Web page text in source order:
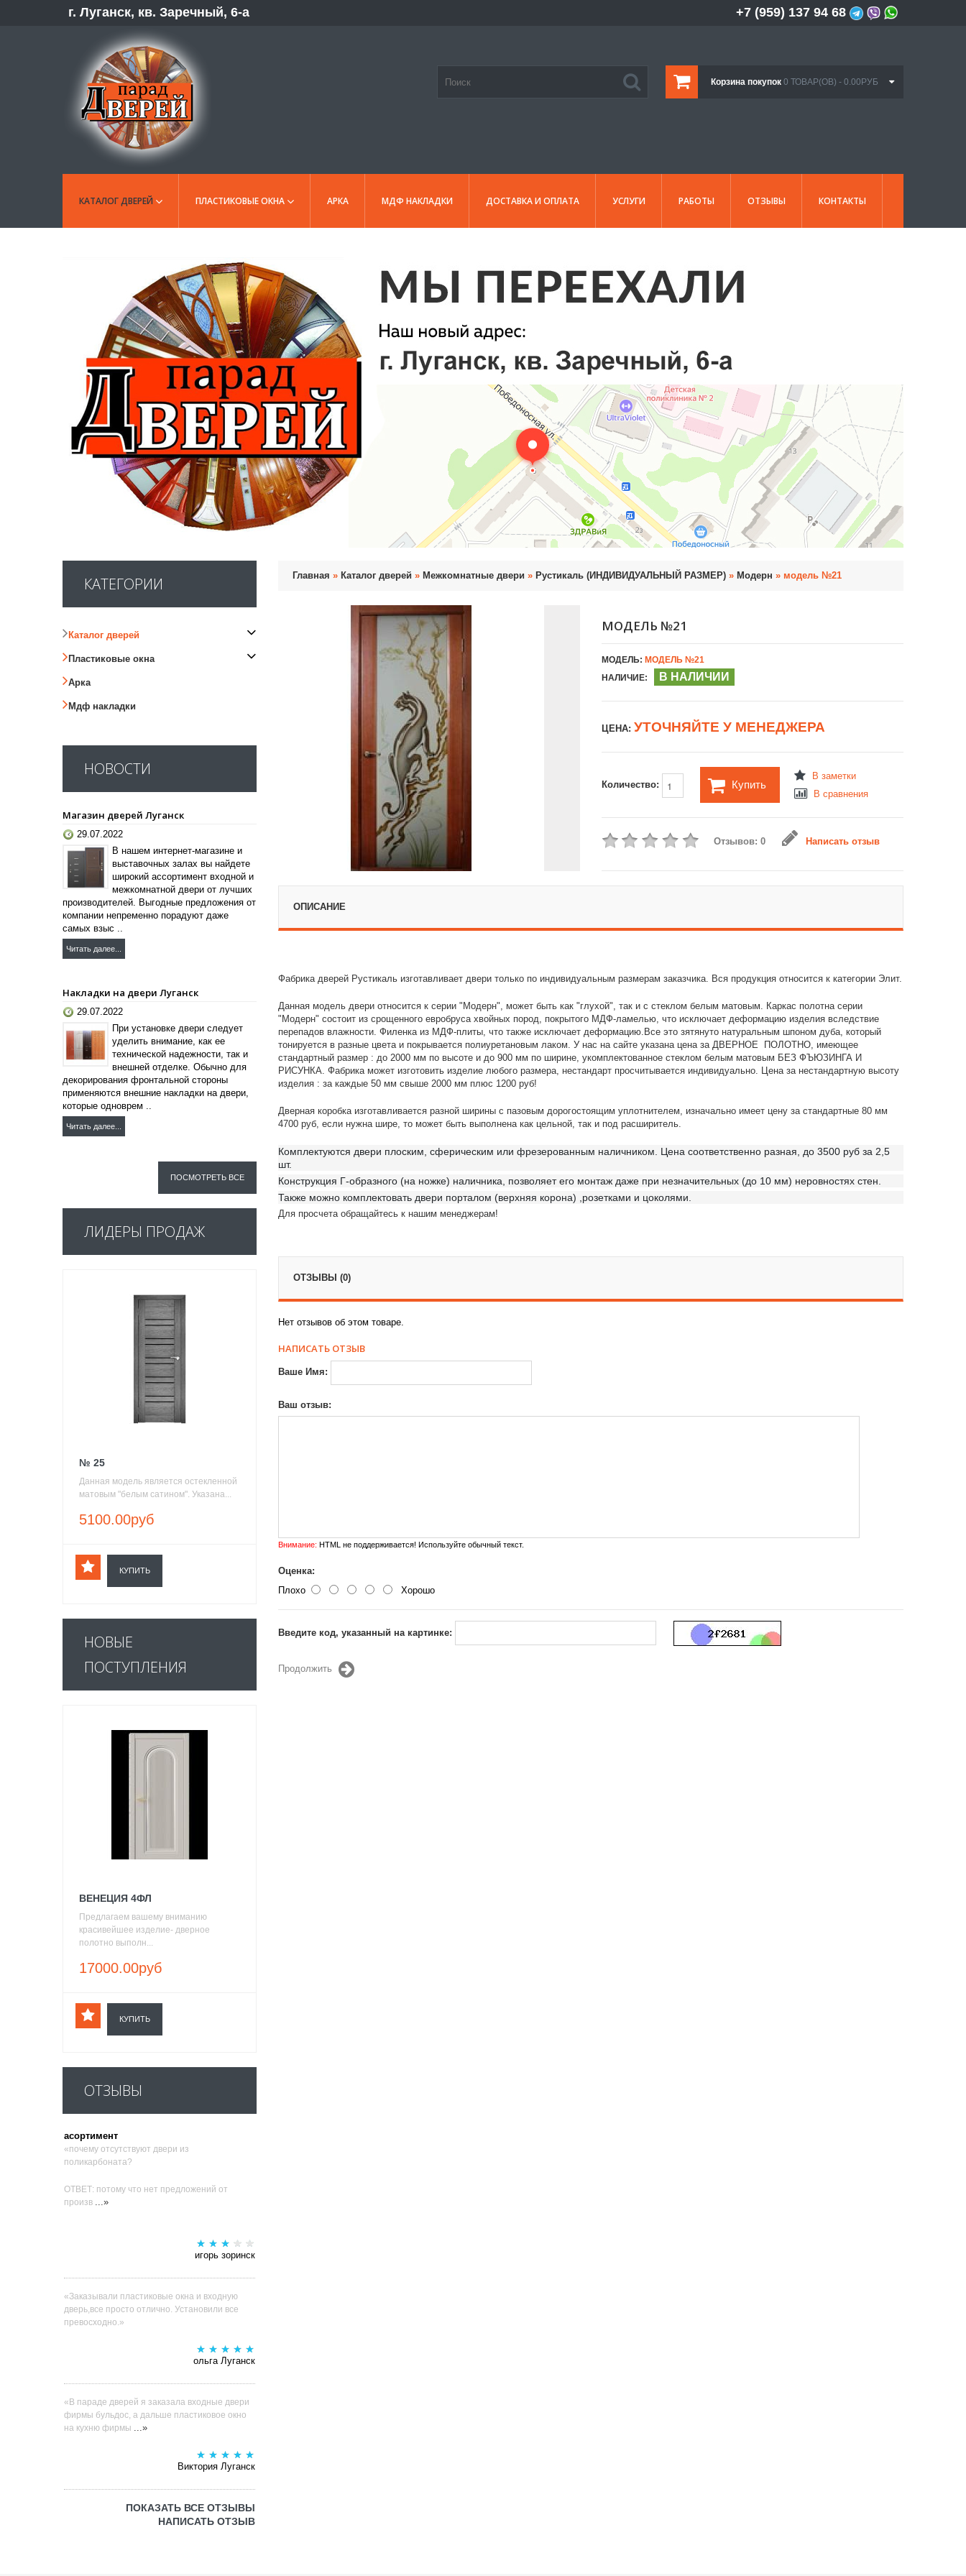
г. Луганск, кв. Заречный, 6-а +7 (959) 137 94 68
Корзина покупок 0 ТОВАР(ОВ) - 0.00РУБ
КАТАЛОГ ДВЕРЕЙ ПЛАСТИКОВЫЕ ОКНА АРКА МДФ НАКЛАДКИ ДОСТАВКА И ОПЛАТА УСЛУГИ РАБОТЫ ОТЗЫВЫ КОНТАКТЫ
КАТЕГОРИИ
Каталог дверей
Пластиковые окна
Арка
Мдф накладки
НОВОСТИ
Магазин дверей Луганск
29.07.2022
В нашем интернет-магазине и
выставочных залах вы найдете
широкий ассортимент входной и
межкомнатной двери от лучших
производителей. Выгодные предложения от
компании непременно порадуют даже
самых взыс ..
Читать далее...
Накладки на двери Луганск
29.07.2022
При установке двери следует
уделить внимание, как ее
технической надежности, так и
внешней отделке. Обычно для
декорирования фронтальной стороны
применяются внешние накладки на двери,
которые одноврем ..
Читать далее...
ПОСМОТРЕТЬ ВСЕ
ЛИДЕРЫ ПРОДАЖ
№ 25
Данная модель является остекленной
матовым "белым сатином". Указана...
5100.00руб
КУПИТЬ
НОВЫЕ
ПОСТУПЛЕНИЯ
ВЕНЕЦИЯ 4ФЛ
Предлагаем вашему вниманию
красивейшее изделие- дверное
полотно выполн...
17000.00руб
КУПИТЬ
ОТЗЫВЫ
асортимент
«почему отсутствуют двери из
поликарбоната?
ОТВЕТ: потому что нет предложений от
произв
...»
игорь зоринск
«Заказывали пластиковые окна и входную
дверь,все просто отлично. Установили все
превосходно.»
ольга Луганск
«В параде дверей я заказала входные двери
фирмы бульдос, а дальше пластиковое окно
на кухню фирмы
...»
Виктория Луганск
ПОКАЗАТЬ ВСЕ ОТЗЫВЫ
НАПИСАТЬ ОТЗЫВ
Главная » Каталог дверей » Межкомнатные двери » Рустикаль (ИНДИВИДУАЛЬНЫЙ РАЗМЕР) » Модерн » модель №21
МОДЕЛЬ №21
МОДЕЛЬ: МОДЕЛЬ №21
НАЛИЧИЕ:
В НАЛИЧИИ
ЦЕНА: УТОЧНЯЙТЕ У МЕНЕДЖЕРА
Количество: Купить
В заметки
В сравнения
Отзывов: 0 Написать отзыв
ОПИСАНИЕ
Фабрика дверей Рустикаль изготавливает двери только по индивидуальным размерам заказчика. Вся продукция относится к категории Элит.
Данная модель двери относится к серии "Модерн", может быть как "глухой", так и с стеклом белым матовым.
Каркас полотна серии
"Модерн" состоит из срощенного евробруса хвойных пород, покрытого МДФ-ламелью, что исключает деформацию изделия вследствие
перепадов влажности. Филенка из МДФ-плиты, что также исключает деформацию.Все это зятянуто натуральным шпоном дуба, который
тонируется в разные цвета и покрывается полиуретановым лаком. У нас на сайте указана цена за ДВЕРНОЕ ПОЛОТНО, имеющее
стандартный размер : до 2000 мм по высоте и до 900 мм по ширине, укомплектованное стеклом белым матовым БЕЗ ФЪЮЗИНГА И
РИСУНКА. Фабрика может изготовить изделие любого размера, нестандарт просчитывается индивидуально. Цена за нестандартную высоту
изделия : за каждые 50 мм свыше 2000 мм плюс 1200 руб!
Дверная коробка изготавливается разной ширины с пазовым дорогостоящим уплотнителем, изначально имеет цену за стандартные 80 мм
4700 руб, если нужна шире, то может быть выполнена как цельной, так и под расширитель.
Комплектуются двери плоским, сферическим или фрезерованным наличником. Цена соответственно разная, до 3500 руб за 2,5
шт.
Конструкция Г-образного (на ножке) наличника, позволяет его монтаж даже при незначительных (до 10 мм) неровностях стен.
Также можно комплектовать двери порталом (верхняя корона) ,розетками и цоколями.
Для просчета обращайтесь к нашим менеджерам!
ОТЗЫВЫ (0)
Нет отзывов об этом товаре.
НАПИСАТЬ ОТЗЫВ
Ваше Имя:
Ваш отзыв:
Внимание: HTML не поддерживается! Используйте обычный текст.
Оценка:
Плохо
Хорошо
Введите код, указанный на картинке:
Продолжить